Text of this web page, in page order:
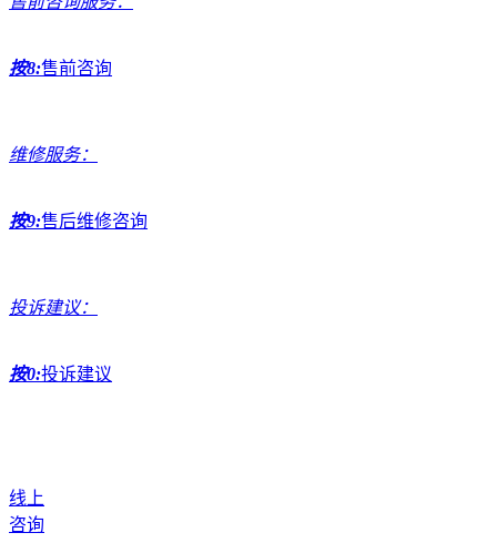
按8:售前咨询
维修服务：
按9:售后维修咨询
投诉建议：
按0:投诉建议
线上
咨询